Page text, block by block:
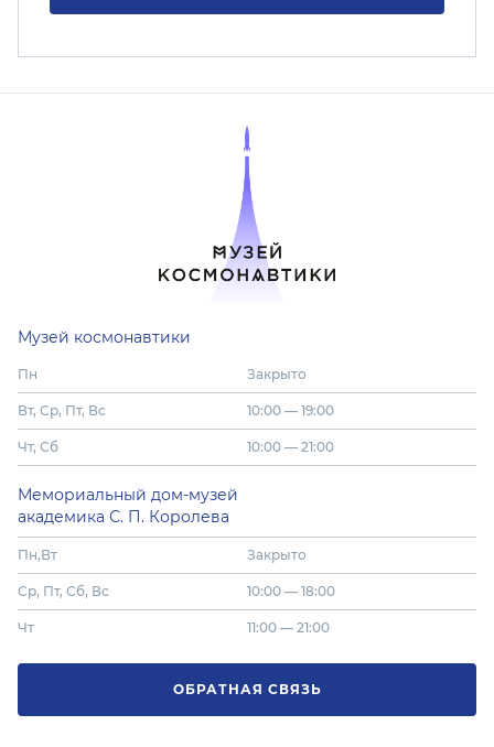
Музей космонавтики
Пн Закрыто
Вт, Ср, Пт, Вс 10:00 — 19:00
Чт, Сб 10:00 — 21:00
Мемориальный дом-музей
академика С. П. Королева
Пн,Вт Закрыто
Ср, Пт, Сб, Вс 10:00 — 18:00
Чт 11:00 — 21:00
ОБРАТНАЯ СВЯЗЬ